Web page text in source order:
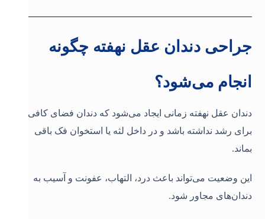
جراحی دندان عقل نهفته چگونه
انجام می‌شود؟
دندان عقل نهفته زمانی ایجاد می‌شود که دندان فضای کافی
برای رشد نداشته باشد و در داخل لثه یا استخوان فک باقی
بماند.
این وضعیت می‌تواند باعث درد، التهاب، عفونت و آسیب به
دندان‌های مجاور شود.